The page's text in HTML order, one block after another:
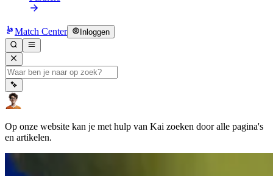
Match Center Inloggen
Op onze website kan je met hulp van Kai zoeken door alle pagina's
en artikelen.